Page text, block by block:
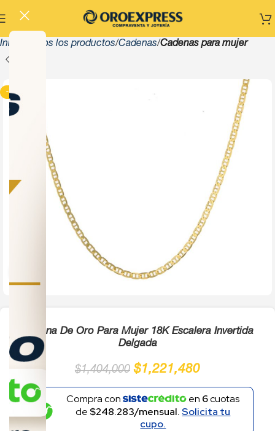
Inicio Todos los productos Cadenas Cadenas para mujer
-13%
Cadena De Oro Para Mujer 18K Escalera Invertida
Delgada
$1,404,000 $1,221,480
Compra con en 6cuotas
de $248.283/mensual.Solicita tu
cupo.